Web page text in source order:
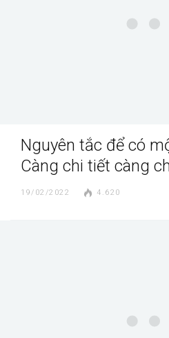
Nguyên tắc để có
Càng chi tiết càng
19/02/2022 4.620